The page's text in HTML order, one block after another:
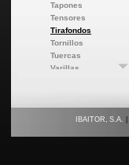
Tapones
Tensores
Tirafondos
Tornillos
Tuercas
Varillas
IBAITOR, S.A.